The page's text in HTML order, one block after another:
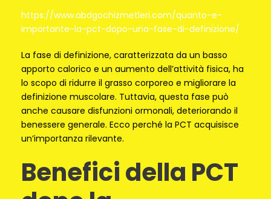
https://www.abdgochizmetleri.com/quanto-e-
importante-la-pct-dopo-una-fase-di-definizione/
La fase di definizione, caratterizzata da un basso
apporto calorico e un aumento dell’attività fisica, ha
lo scopo di ridurre il grasso corporeo e migliorare la
definizione muscolare. Tuttavia, questa fase può
anche causare disfunzioni ormonali, deteriorando il
benessere generale. Ecco perché la PCT acquisisce
un’importanza rilevante.
Benefici della PCT